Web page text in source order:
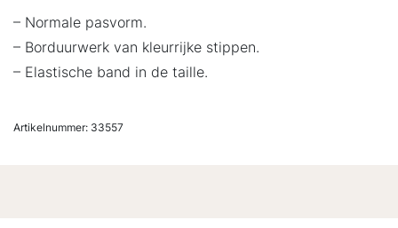
– Normale pasvorm.
– Borduurwerk van kleurrijke stippen.
– Elastische band in de taille.
Artikelnummer: 33557